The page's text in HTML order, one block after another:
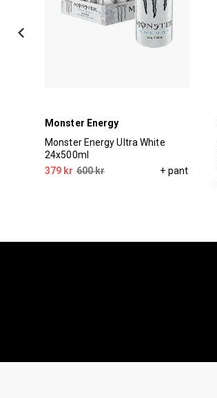
Monster Energy
Monster Energy Ultra White
24x500ml
379 kr 600 kr + pant